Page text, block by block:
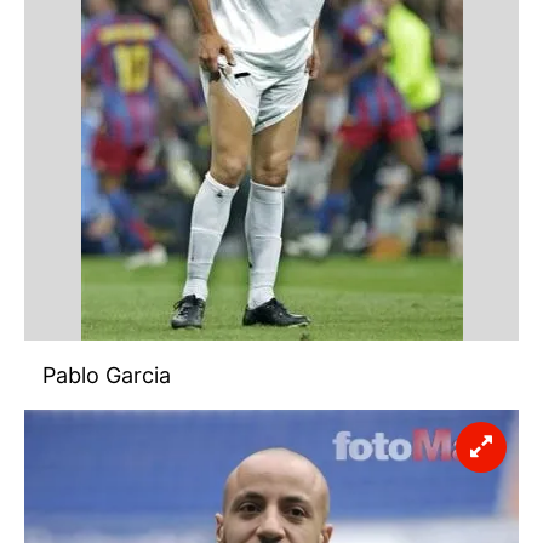
reklam/pazarlama faaliyetlerinin yapılması, amaçlarıyla
sınırlı olarak açık rızanız dahilinde kullanılacaktır.
Çerezlere ilişkin tercihlerinizi aşağıda yer alan panel
vasıtasıyla belirleyebilirsiniz. Çerezlere ilişkin detaylı bilgi
için Ayarlar butonuna tıklayabilir,
Çerez Bilgilendirme
Metnimizi ziyaret edebilirsiniz.
6698 sayılı Kişisel Verilerin Korunması Kanunu uyarınca
hazırlanmış Aydınlatma Metnimizi okumak ve sitemizde
ilgili mevzuata uygun olarak kullanılan çerezlerle ilgili bilgi
Pablo Garcia